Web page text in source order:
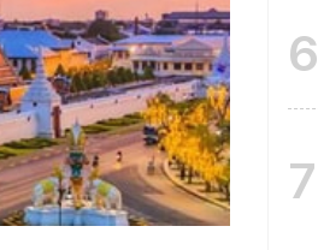
6
7